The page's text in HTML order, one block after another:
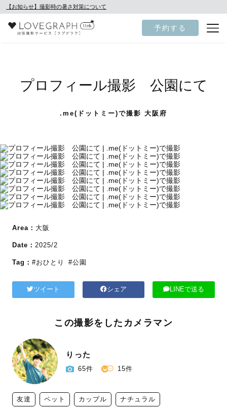
【お知らせ】撮影時の暑さ対策について
予約する
プロフィール撮影 公園にて
.me(ドットミー)で撮影 大阪府
Area： 大阪
Date： 2025/2
Tag： #おひとり #公園
ツイート シェア LINEで送る
この撮影をしたカメラマン
りった
65件 15件
友達 ペット カップル ナチュラル